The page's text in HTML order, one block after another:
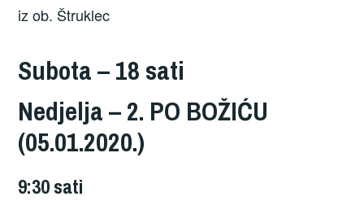
iz ob. Štruklec
Subota – 18 sati
Nedjelja – 2. PO BOŽIĆU
(05.01.2020.)
9:30 sati